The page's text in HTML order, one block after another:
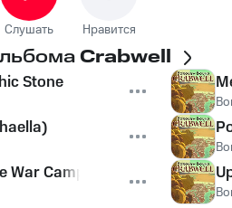
Слушать Нравится
Crabwell
Stone
Camp